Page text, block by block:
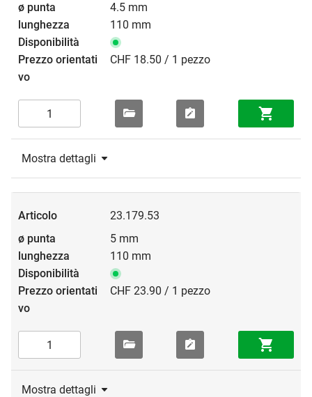
4.5 mm
110 mm
CHF 18.50 / 1 pezzo
Mostra dettagli
23.179.53
5 mm
110 mm
CHF 23.90 / 1 pezzo
Mostra dettagli